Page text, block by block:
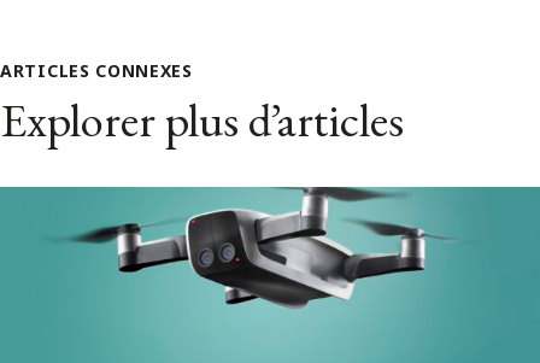
ARTICLES CONNEXES
Explorer plus d’articles